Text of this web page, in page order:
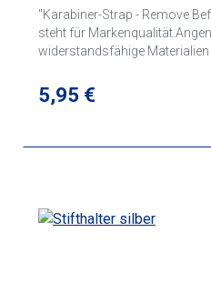
"Karabiner-Strap - Remove
steht für
widerstandsfähige Materialien
Schlüsselring zu unseren
Schlüsselanhänger aus 16%
Regulärer Preis:
5,95 €